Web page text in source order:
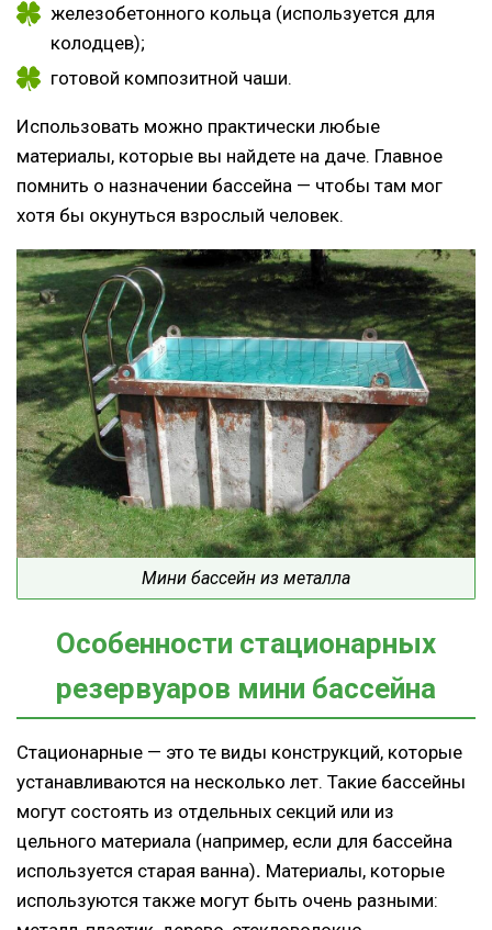
железобетонного кольца (используется для
колодцев);
готовой композитной чаши.
Использовать можно практически любые
материалы, которые вы найдете на даче. Главное
помнить о назначении бассейна — чтобы там мог
хотя бы окунуться взрослый человек.
Мини бассейн из металла
Особенности стационарных
резервуаров мини бассейна
Стационарные — это те виды конструкций, которые
устанавливаются на несколько лет. Такие бассейны
могут состоять из отдельных секций или из
цельного материала (например, если для бассейна
используется старая ванна). Материалы, которые
используются также могут быть очень разными: